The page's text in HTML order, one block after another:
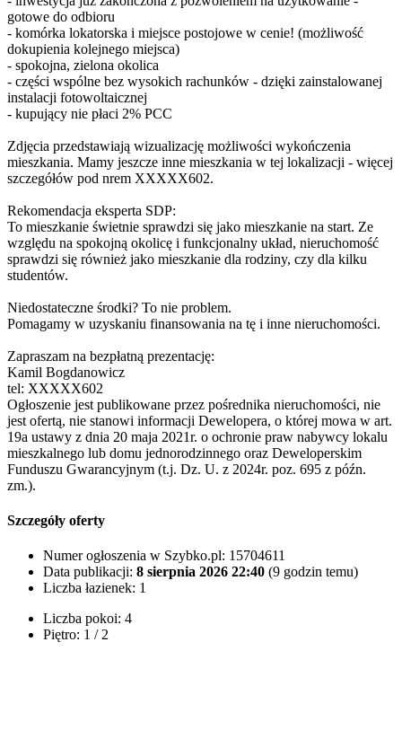
gotowe do odbioru
- komórka lokatorska i miejsce postojowe w cenie! (możliwość
dokupienia kolejnego miejsca)
- spokojna, zielona okolica
- części wspólne bez wysokich rachunków - dzięki zainstalowanej
instalacji fotowoltaicznej
- kupujący nie płaci 2% PCC
Zdjęcia przedstawiają wizualizację możliwości wykończenia
mieszkania. Mamy jeszcze inne mieszkania w tej lokalizacji - więcej
szczegółów pod nrem XXXXX602.
Rekomendacja eksperta SDP:
To mieszkanie świetnie sprawdzi się jako mieszkanie na start. Ze
względu na spokojną okolicę i funkcjonalny układ, nieruchomość
sprawdzi się również jako mieszkanie dla rodziny, czy dla kilku
studentów.
Niedostateczne środki? To nie problem.
Pomagamy w uzyskaniu finansowania na tę i inne nieruchomości.
Zapraszam na bezpłatną prezentację:
Kamil Bogdanowicz
tel: XXXXX602
Ogłoszenie jest publikowane przez pośrednika nieruchomości, nie
jest ofertą, nie stanowi informacji Dewelopera, o której mowa w art.
19a ustawy z dnia 20 maja 2021r. o ochronie praw nabywcy lokalu
mieszkalnego lub domu jednorodzinnego oraz Deweloperskim
Funduszu Gwarancyjnym (t.j. Dz. U. z 2024r. poz. 695 z późn.
zm.).
Szczegóły oferty
Numer ogłoszenia w Szybko.pl: 15704611
Data publikacji: 8 sierpnia 2026 22:40 (9 godzin temu)
Liczba łazienek: 1
Liczba pokoi: 4
Piętro: 1 / 2